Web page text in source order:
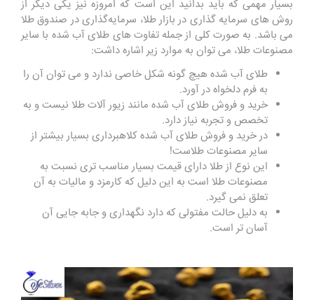
بسیار مهمی که باید بدانید این است که امروزه نیز یکی دیگر از
روش های سرمایه گذاری در بازار طلا، سرمایه‌گذاری در صندوق طلا
می باشد. به صورت کلی از جمله تفاوت های طلای آب شده با سایر
مصنوعات طلا، می توان به موارد زیر اشاره داشت:
طلای آب شده هیچ گونه شکل خاصی ندارد و می توان آن را
به فرم دلخواه در آورد.
خرید و فروش طلای آب شده مانند زیور آلات طلا نیست و به
تخصص و تجربه نیاز دارد.
در خرید و فروش طلای آب شده کلاهبرداری بسیار بیشتر از
سایر مصنوعات طلاست!
این نوع از طلا دارای قیمت بسیار مناسب تری نسبت به
مصنوعات طلا است به این دلیل که کارمزد و مالیات به آن
تعلق نمی ‌گیرد.
به دلیل حالت مفتولی که دارد نگهداری و جابه ‌جایی آن
آسان ‌تر است.